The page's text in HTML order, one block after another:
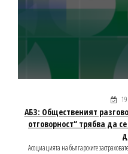
АБЗ: Общественият
отговорност“ трябва да
Асоциацията на българските